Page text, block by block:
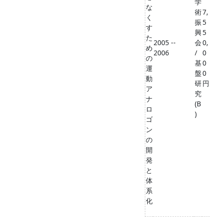
な
く
す
た
め
の
運
動
ア
ナ
ロ
ゴ
ン
の
開
発
と
体
系
化
2005 --
2006
術
振
興
会
/
基
盤
研
究
(B
)
7,
5
5
0,
0
0
0
円